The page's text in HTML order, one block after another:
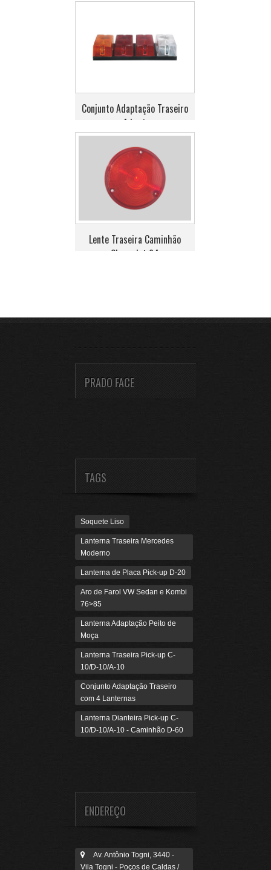
Conjunto Adaptação Traseiro
com 4 Lanternas
Lente Traseira Caminhão
Chevrolet 64
PRADO FACE
TAGS
Soquete Liso
Lanterna Traseira Mercedes
Moderno
Lanterna de Placa Pick-up D-20
Aro de Farol VW Sedan e Kombi
76>85
Lanterna Adaptação Peito de
Moça
Lanterna Traseira Pick-up C-
10/D-10/A-10
Conjunto Adaptação Traseiro
com 4 Lanternas
Lanterna Dianteira Pick-up C-
10/D-10/A-10 - Caminhão D-60
ENDEREÇO
Av. Antônio Togni, 3440 -
Vila Togni - Poços de Caldas /